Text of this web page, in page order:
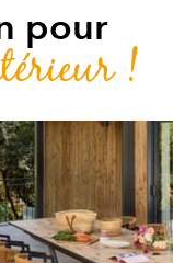
pour
!